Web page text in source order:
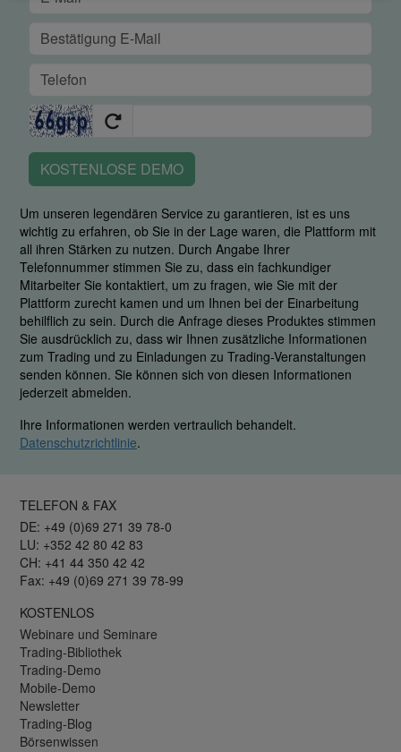
KOSTENLOSE DEMO
Um unseren legendären Service zu garantieren, ist es uns
wichtig zu erfahren, ob Sie in der Lage waren, die Plattform mit
all ihren Stärken zu nutzen. Durch Angabe Ihrer
Telefonnummer stimmen Sie zu, dass ein fachkundiger
Mitarbeiter Sie kontaktiert, um zu fragen, wie Sie mit der
Plattform zurecht kamen und um Ihnen bei der Einarbeitung
behilflich zu sein. Durch die Anfrage dieses Produktes stimmen
Sie ausdrücklich zu, dass wir Ihnen zusätzliche Informationen
zum Trading und zu Einladungen zu Trading-Veranstaltungen
senden können. Sie können sich von diesen Informationen
jederzeit abmelden.
Ihre Informationen werden vertraulich behandelt.
Datenschutzrichtlinie.
TELEFON & FAX
DE: +49 (0)69 271 39 78-0
LU: +352 42 80 42 83
CH: +41 44 350 42 42
Fax: +49 (0)69 271 39 78-99
KOSTENLOS
Webinare und Seminare
Trading-Bibliothek
Trading-Demo
Mobile-Demo
Newsletter
Trading-Blog
Börsenwissen